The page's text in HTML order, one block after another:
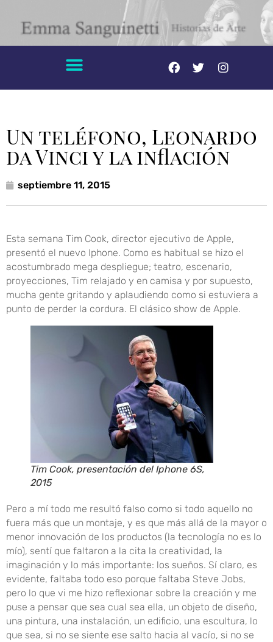
Un teléfono, Leonardo
da Vinci y la inflación
septiembre 11, 2015
Esta semana Tim Cook, director ejecutivo de Apple,
presentó el nuevo Iphone. Como es habitual se hizo el
acostumbrado mega despliegue; teatro, escenario,
proyecciones, Tim relajado y en camisa y por supuesto,
mucha gente gritando y aplaudiendo como si estuviera a
punto de perder la cordura. El clásico show de Apple.
Tim Cook, presentación del Iphone 6S,
2015
Pero a mí todo me resultó falso como si todo aquello no
fuera más que un montaje, y es que más allá de la mayor o
menor innovación de los productos (la tecnología no es lo
mío), sentí que faltaron a la cita la creatividad, la
imaginación y lo más importante: los sueños. Sí claro, es
evidente, faltaba todo eso porque faltaba Steve Jobs,
pero lo que vi me hizo reflexionar sobre la creación y me
puse a pensar que sea cual sea ella, un objeto de diseño,
una pintura, una instalación, un edificio, una escultura, lo
que sea, si no se siente ese salto hacia al vacío, si no se